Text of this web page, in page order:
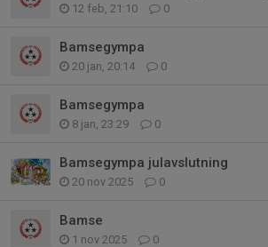
12 feb, 21:10 0
Bamsegympa
20 jan, 20:14 0
Bamsegympa
8 jan, 23:29 0
Bamsegympa julavslutning
20 nov 2025 0
Bamse
1 nov 2025 0